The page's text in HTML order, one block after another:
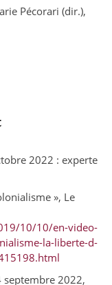
Pécorari (dir.),
2022 : experte
», Le
10/10/en-video-
la-liberte-d-
septembre 2022,